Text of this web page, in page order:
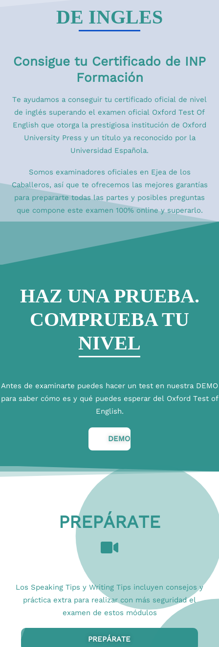
DE INGLES
Consigue tu Certificado de INP
Formación
Te ayudamos a conseguir tu certificado oficial de nivel
de inglés superando el examen oficial Oxford Test Of
English que otorga la prestigiosa institución de Oxford
University Press y un título ya reconocido por la
Universidad Española.
Somos examinadores oficiales en Ejea de los
Caballeros, así que te ofrecemos las mejores garantías
para prepararte todas las partes y posibles preguntas
que compone este examen 100% online y superarlo.
HAZ UNA PRUEBA.
COMPRUEBA TU
NIVEL
Antes de examinarte puedes hacer un test en nuestra DEMO
para saber cómo es y qué puedes esperar del Oxford Test of
English.
DEMO
PREPÁRATE
Los Speaking Tips y Writing Tips incluyen consejos y
práctica extra para realizar con más seguridad el
examen de estos módulos
PREPÁRATE